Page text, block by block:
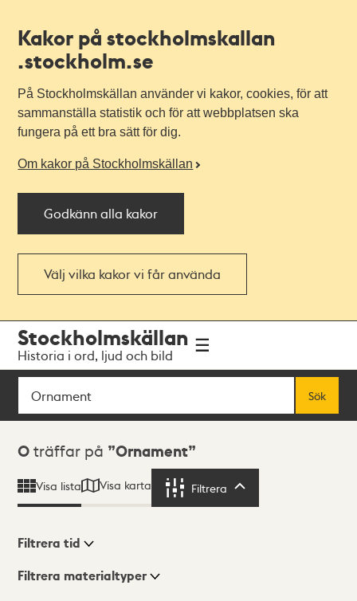
Kakor på stockholmskallan
.stockholm.se
På Stockholmskällan använder vi kakor, cookies, för att
sammanställa statistik och för att webbplatsen ska
fungera på ett bra sätt för dig.
Om kakor på Stockholmskällan
Godkänn alla kakor
Välj vilka kakor vi får använda
navigationen
huvudinnehållet
Stockholmskällan
Historia i ord, ljud och bild
Sök
Sök
Sökresultat
0 träffar på Ornament
Visa lista Visa karta Filtrera
Visningsläge
Filtrera tid
Filtrera materialtyper